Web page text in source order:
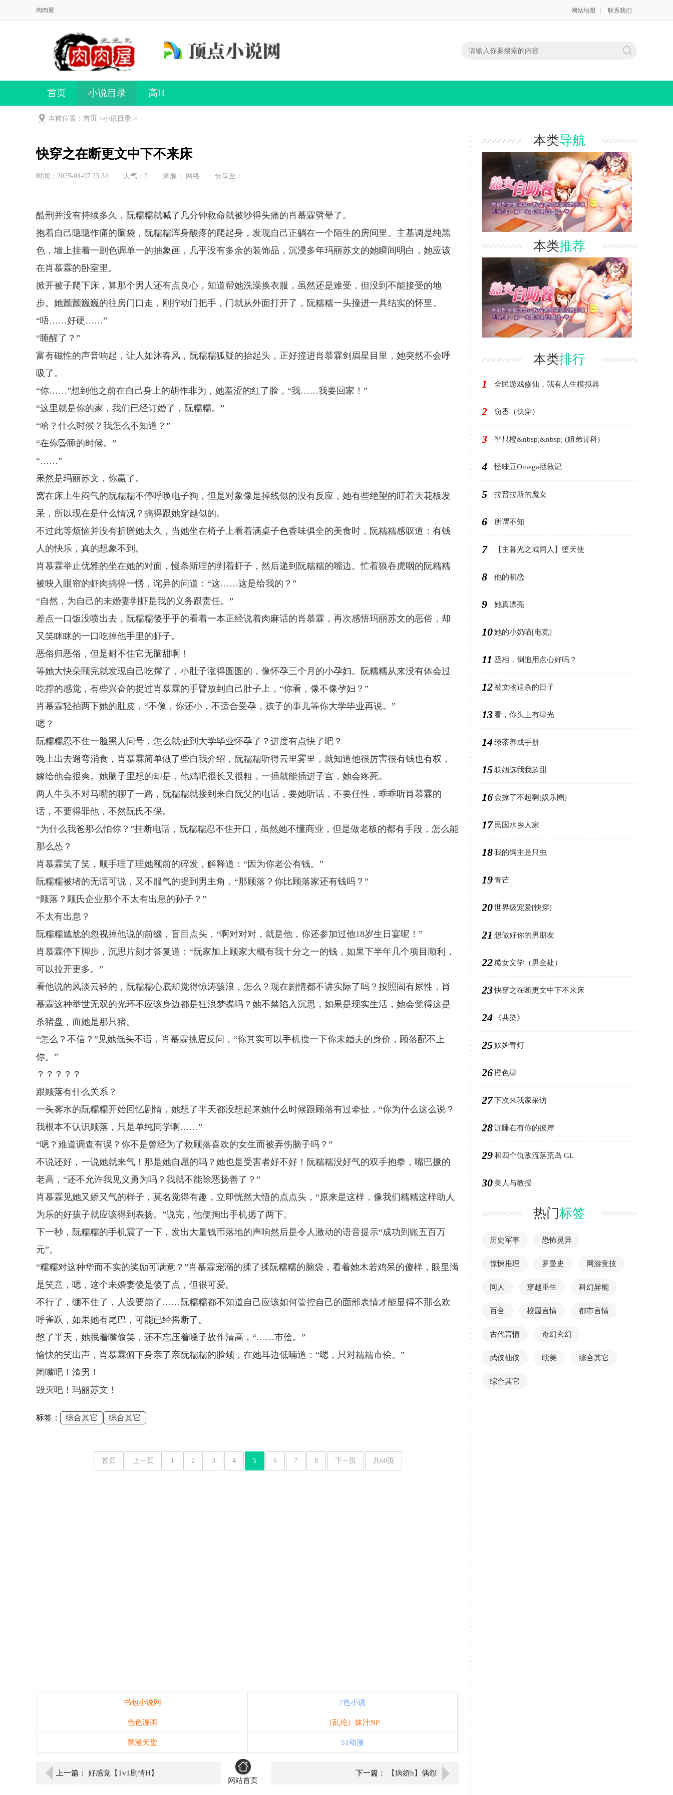
肉肉屋 网站地图 联系我们
首页 小说目录 高H
当前位置：首页 >小说目录 >
快穿之在断更文中下不来床
时间：2025-04-07 23:34 人气： 2 来源： 网络 分享至：
酷刑并没有持续多久，阮糯糯就喊了几分钟救命就被吵得头痛的肖慕霖劈晕了。
抱着自己隐隐作痛的脑袋，阮糯糯浑身酸疼的爬起身，发现自己正躺在一个陌生的房间里。主基调是纯黑
色，墙上挂着一副色调单一的抽象画，几乎没有多余的装饰品，沉浸多年玛丽苏文的她瞬间明白，她应该
在肖慕霖的卧室里。
掀开被子爬下床，算那个男人还有点良心，知道帮她洗澡换衣服，虽然还是难受，但没到不能接受的地
步。她颤颤巍巍的往房门口走，刚拧动门把手，门就从外面打开了，阮糯糯一头撞进一具结实的怀里。
“唔……好硬……”
“睡醒了？”
富有磁性的声音响起，让人如沐春风，阮糯糯狐疑的抬起头，正好撞进肖慕霖剑眉星目里，她突然不会呼
吸了。
“你……”想到他之前在自己身上的胡作非为，她羞涩的红了脸，“我……我要回家！”
“这里就是你的家，我们已经订婚了，阮糯糯。”
“哈？什么时候？我怎么不知道？”
“在你昏睡的时候。”
“……”
果然是玛丽苏文，你赢了。
窝在床上生闷气的阮糯糯不停呼唤电子狗，但是对象像是掉线似的没有反应，她有些绝望的盯着天花板发
呆，所以现在是什么情况？搞得跟她穿越似的。
不过此等烦恼并没有折腾她太久，当她坐在椅子上看着满桌子色香味俱全的美食时，阮糯糯感叹道：有钱
人的快乐，真的想象不到。
肖慕霖举止优雅的坐在她的对面，慢条斯理的剥着虾子，然后递到阮糯糯的嘴边。忙着狼吞虎咽的阮糯糯
被映入眼帘的虾肉搞得一愣，诧异的问道：“这……这是给我的？”
“自然，为自己的未婚妻剥虾是我的义务跟责任。”
差点一口饭没喷出去，阮糯糯傻乎乎的看着一本正经说着肉麻话的肖慕霖，再次感悟玛丽苏文的恶俗，却
又笑眯眯的一口吃掉他手里的虾子。
恶俗归恶俗，但是耐不住它无脑甜啊！
等她大快朵颐完就发现自己吃撑了，小肚子涨得圆圆的，像怀孕三个月的小孕妇。阮糯糯从来没有体会过
吃撑的感觉，有些兴奋的捉过肖慕霖的手臂放到自己肚子上，“你看，像不像孕妇？”
肖慕霖轻拍两下她的肚皮，“不像，你还小，不适合受孕，孩子的事儿等你大学毕业再说。”
嗯？
阮糯糯忍不住一脸黑人问号，怎么就扯到大学毕业怀孕了？进度有点快了吧？
晚上出去遛弯消食，肖慕霖简单做了些自我介绍，阮糯糯听得云里雾里，就知道他很厉害很有钱也有权，
嫁给他会很爽。她脑子里想的却是，他鸡吧很长又很粗，一插就能插进子宫，她会疼死。
两人牛头不对马嘴的聊了一路，阮糯糯就接到来自阮父的电话，要她听话，不要任性，乖乖听肖慕霖的
话，不要得罪他，不然阮氏不保。
“为什么我爸那么怕你？”挂断电话，阮糯糯忍不住开口，虽然她不懂商业，但是做老板的都有手段，怎么能
那么怂？
肖慕霖笑了笑，顺手理了理她额前的碎发，解释道：“因为你老公有钱。”
阮糯糯被堵的无话可说，又不服气的提到男主角，“那顾落？你比顾落家还有钱吗？”
“顾落？顾氏企业那个不太有出息的孙子？”
不太有出息？
阮糯糯尴尬的忽视掉他说的前缀，盲目点头，“啊对对对，就是他，你还参加过他18岁生日宴呢！”
肖慕霖停下脚步，沉思片刻才答复道：“阮家加上顾家大概有我十分之一的钱，如果下半年几个项目顺利，
可以拉开更多。”
看他说的风淡云轻的，阮糯糯心底却觉得惊涛骇浪，怎么？现在剧情都不讲实际了吗？按照固有尿性，肖
慕霖这种举世无双的光环不应该身边都是狂浪梦蝶吗？她不禁陷入沉思，如果是现实生活，她会觉得这是
杀猪盘，而她是那只猪。
“怎么？不信？”见她低头不语，肖慕霖挑眉反问，“你其实可以手机搜一下你未婚夫的身价，顾落配不上
你。”
？？？？？
跟顾落有什么关系？
一头雾水的阮糯糯开始回忆剧情，她想了半天都没想起来她什么时候跟顾落有过牵扯，“你为什么这么说？
我根本不认识顾落，只是单纯同学啊……”
“嗯？难道调查有误？你不是曾经为了救顾落喜欢的女生而被弄伤脑子吗？”
不说还好，一说她就来气！那是她自愿的吗？她也是受害者好不好！阮糯糯没好气的双手抱拳，嘴巴撅的
老高，“还不允许我见义勇为吗？我就不能除恶扬善了？”
肖慕霖见她又娇又气的样子，莫名觉得有趣，立即恍然大悟的点点头，“原来是这样，像我们糯糯这样助人
为乐的好孩子就应该得到表扬。”说完，他便掏出手机摁了两下。
下一秒，阮糯糯的手机震了一下，发出大量钱币落地的声响然后是令人激动的语音提示“成功到账五百万
元”。
“糯糯对这种华而不实的奖励可满意？”肖慕霖宠溺的揉了揉阮糯糯的脑袋，看着她木若鸡呆的傻样，眼里满
是笑意，嗯，这个未婚妻傻是傻了点，但很可爱。
不行了，绷不住了，人设要崩了……阮糯糯都不知道自己应该如何管控自己的面部表情才能显得不那么欢
呼雀跃，如果她有尾巴，可能已经摇断了。
憋了半天，她抿着嘴偷笑，还不忘压着嗓子故作清高，“……市侩。”
愉快的笑出声，肖慕霖俯下身亲了亲阮糯糯的脸颊，在她耳边低喃道：“嗯，只对糯糯市侩。”
闭嘴吧！渣男！
毁灭吧！玛丽苏文！
标签： 综合其它 综合其它
首页 上一页 1 2 3 4 5 6 7 8 下一页 共60页
书包小说网 7色小说
色色漫画 （乱伦）妹汁NP
禁漫天堂 51动漫
上一篇： 好感觉【1v1剧情H】
网站首页
下一篇： 【病娇h】偶怨
本类导航
本类推荐
本类排行
1 全民游戏修仙，我有人生模拟器
2 窃香（快穿）
3 半只橙&nbsp;&nbsp; (姐弟骨科)
4 怪味豆Omega拯救记
5 拉普拉斯的魔女
6 所谓不知
7 【主暮光之城同人】堕天使
8 他的初恋
9 她真漂亮
10她的小奶喵[电竞]
11 丞相，倒追用点心好吗？
12被文物追杀的日子
13看，你头上有绿光
14绿茶养成手册
15联姻选我我超甜
16会撩了不起啊[娱乐圈]
17 民国水乡人家
18我的饲主是只虫
19青芒
20世界级宠爱[快穿]
21 想做好你的男朋友
22糙女文学（男全处）
23快穿之在断更文中下不来床
24 《共染》
25奴婢青灯
26橙色绿
27下次来我家采访
28沉睡在有你的彼岸
29和四个仇敌流落荒岛 GL
30 美人与教授
热门标签
历史军事 恐怖灵异
惊悚推理 罗曼史 网游竞技
同人 穿越重生 科幻异能
百合 校园言情 都市言情
古代言情 奇幻玄幻
武侠仙侠 耽美 综合其它
综合其它